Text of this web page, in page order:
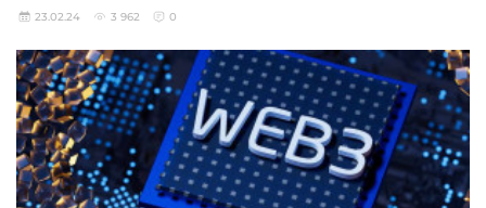
23.02.24 3 962 0